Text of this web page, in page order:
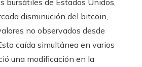
disminución del bitcoin,
no observados desde
caída simultánea en varios
una modificación en la